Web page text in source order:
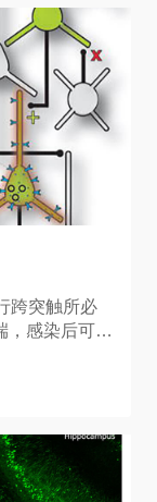
跨突触所必
，感染后可沿
复制及转